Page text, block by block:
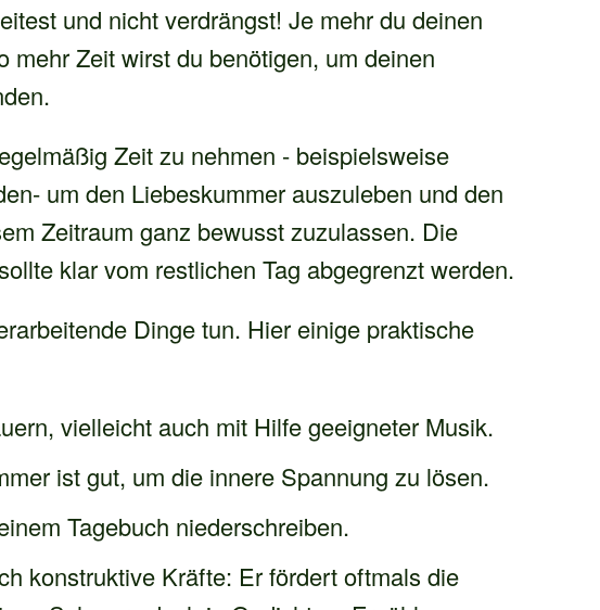
und nicht verdrängst! Je mehr du deinen
mehr Zeit wirst du benötigen, um deinen
Zeit zu nehmen - beispielsweise
um den Liebeskummer auszuleben und den
Zeitraum ganz bewusst zuzulassen. Die
klar vom restlichen Tag abgegrenzt werden.
Dinge tun. Hier einige praktische
vielleicht auch mit Hilfe geeigneter Musik.
ist gut, um die innere Spannung zu lösen.
Tagebuch niederschreiben.
konstruktive Kräfte: Er fördert oftmals die